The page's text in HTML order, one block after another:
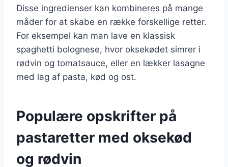
Disse ingredienser kan kombineres på mange
måder for at skabe en række forskellige retter.
For eksempel kan man lave en klassisk
spaghetti bolognese, hvor oksekødet simrer i
rødvin og tomatsauce, eller en lækker lasagne
med lag af pasta, kød og ost.
Populære opskrifter på
pastaretter med oksekød
og rødvin